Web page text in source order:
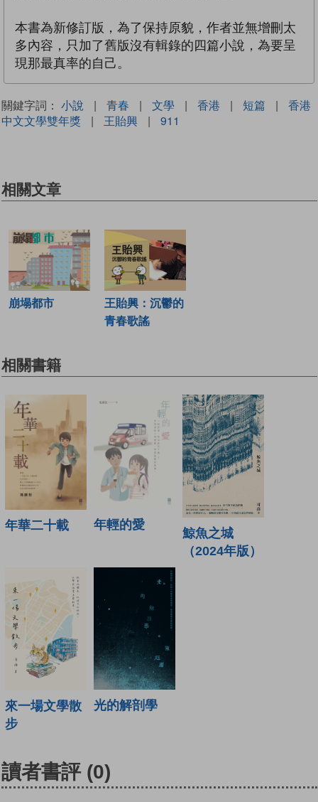
本書為新修訂版，為了保持原貌，作者並無增刪太
多內容，只加了舊版沒有輯錄的四篇小說，為要呈
現那最真率的自己。
關鍵字詞： 小說 | 青春 | 文學 | 香港 | 短篇 |
香港
中文文學雙年獎
| 王貽興 | 911
相關文章
崩塌都市
王貽興：沉鬱的
青春歌謠
相關書籍
年華二十載 年輕的愛
鯨魚之城
（2024年版）
來一場文學散
步
光的解剖學
讀者書評 (0)